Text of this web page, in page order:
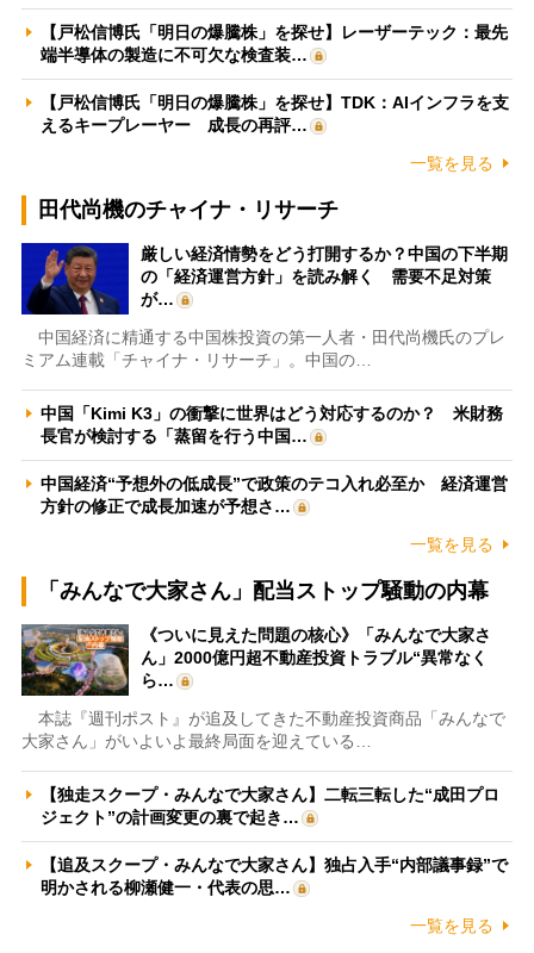
【戸松信博氏「明日の爆騰株」を探せ】レーザーテック：最先
端半導体の製造に不可欠な検査装…
【戸松信博氏「明日の爆騰株」を探せ】TDK：AIインフラを支
えるキープレーヤー 成長の再評…
一覧を見る
田代尚機のチャイナ・リサーチ
厳しい経済情勢をどう打開するか？中国の下半期
の「経済運営方針」を読み解く 需要不足対策
が…
中国経済に精通する中国株投資の第一人者・田代尚機氏のプレ
ミアム連載「チャイナ・リサーチ」。中国の…
中国「Kimi K3」の衝撃に世界はどう対応するのか？ 米財務
長官が検討する「蒸留を行う中国…
中国経済“予想外の低成長”で政策のテコ入れ必至か 経済運営
方針の修正で成長加速が予想さ…
一覧を見る
「みんなで大家さん」配当ストップ騒動の内幕
《ついに見えた問題の核心》「みんなで大家さ
ん」2000億円超不動産投資トラブル“異常なく
ら…
本誌『週刊ポスト』が追及してきた不動産投資商品「みんなで
大家さん」がいよいよ最終局面を迎えている…
【独走スクープ・みんなで大家さん】二転三転した“成田プロ
ジェクト”の計画変更の裏で起き…
【追及スクープ・みんなで大家さん】独占入手“内部議事録”で
明かされる柳瀬健一・代表の思…
一覧を見る